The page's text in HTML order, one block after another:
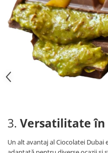
3. Versatilitate în
Un alt avantaj al Ciocolatei Dubai